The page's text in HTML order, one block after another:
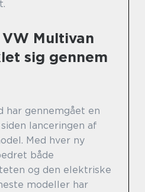
Multivan
sig gennem
har gennemgået en
lanceringen af
Med hver ny
både
og den elektriske
modeller har